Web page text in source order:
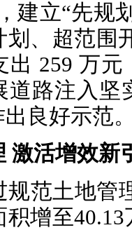
建立“先规
、超范围
259 万
道路注入
良好示范
激活增效新
规范土地管
增至